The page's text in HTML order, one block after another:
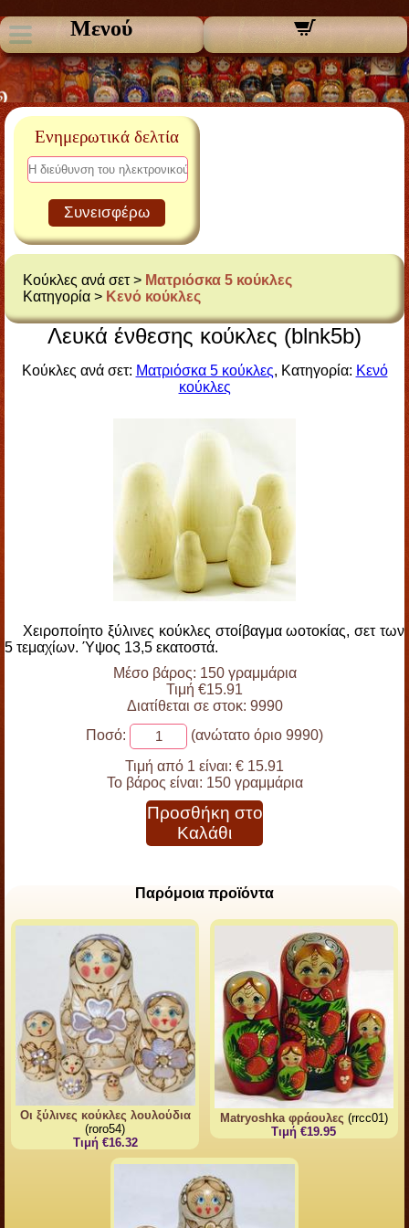
Μενού
Ενημερωτικά δελτία
Συνεισφέρω
Κούκλες ανά σετ > Ματριόσκα 5 κούκλες
Κατηγορία > Κενό κούκλες
Λευκά ένθεσης κούκλες (blnk5b)
Κούκλες ανά σετ: Ματριόσκα 5 κούκλες, Κατηγορία: Κενό
κούκλες
Χειροποίητο ξύλινες κούκλες στοίβαγμα ωοτοκίας, σετ των
5 τεμαχίων. Ύψος 13,5 εκατοστά.
Μέσο βάρος: 150 γραμμάρια
Τιμή €15.91
Διατίθεται σε στοκ: 9990
Ποσό:
(ανώτατο όριο 9990)
Τιμή από 1 είναι: € 15.91
Το βάρος είναι: 150 γραμμάρια
Προσθήκη στο
Καλάθι
Παρόμοια προϊόντα
Οι ξύλινες κούκλες λουλούδια
(roro54)
Τιμή €16.32
Matryoshka φράουλες (rrcc01)
Τιμή €19.95